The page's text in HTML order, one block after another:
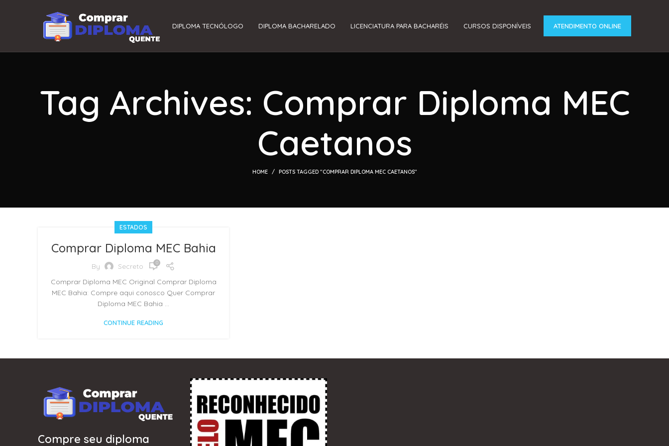
DIPLOMA TECNÓLOGO DIPLOMA BACHARELADO LICENCIATURA PARA BACHARÉIS CURSOS DISPONÍVEIS ATENDIMENTO ONLINE
Tag Archives: Comprar Diploma MEC
Caetanos
HOME POSTS TAGGED "COMPRAR DIPLOMA MEC CAETANOS"
ESTADOS
Comprar Diploma MEC Bahia
By Secreto 0
Comprar Diploma MEC Original Comprar Diploma
MEC Bahia: Compre aqui conosco Quer Comprar
Diploma MEC Bahia ...
CONTINUE READING
Compre seu diploma